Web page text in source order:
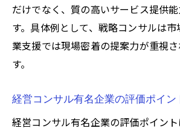
だけでなく、質の高いサービス提供
す。具体例として、戦略コンサルは
業支援では現場密着の提案力が重視
す。
経営コンサル有名企業の評価ポイン
経営コンサル有名企業の評価ポイン